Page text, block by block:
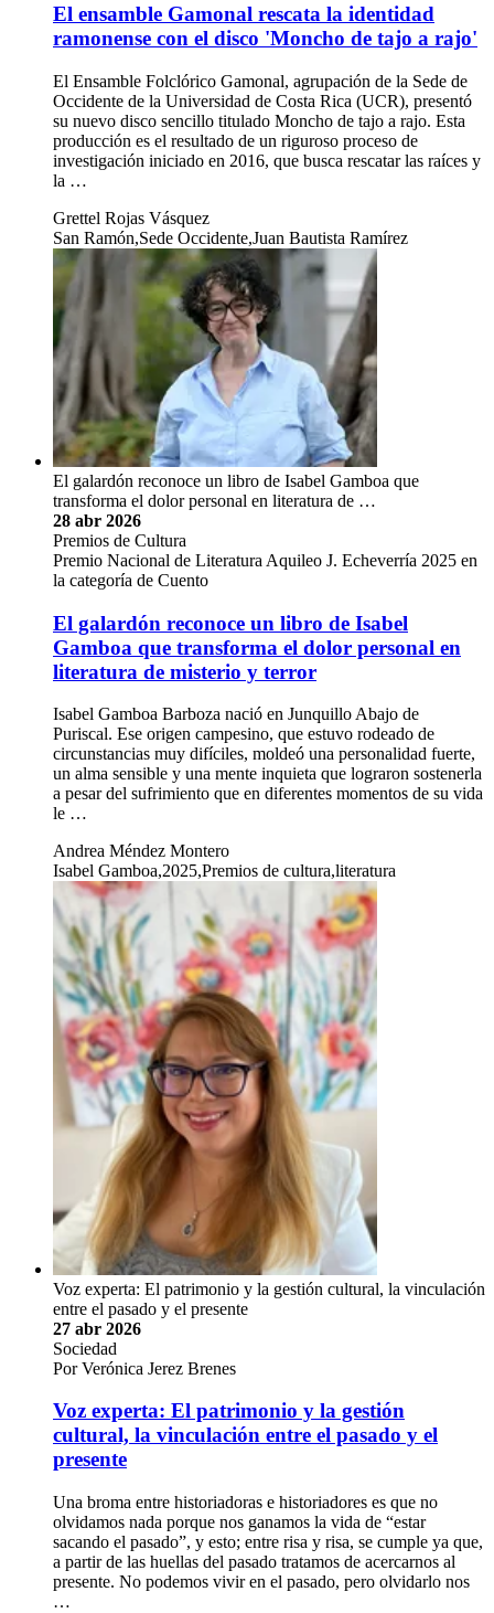
El ensamble Gamonal rescata la identidad
ramonense con el disco 'Moncho de tajo a rajo'
El Ensamble Folclórico Gamonal, agrupación de la Sede de
Occidente de la Universidad de Costa Rica (UCR), presentó
su nuevo disco sencillo titulado Moncho de tajo a rajo. Esta
producción es el resultado de un riguroso proceso de
investigación iniciado en 2016, que busca rescatar las raíces y
la …
Grettel Rojas Vásquez
San Ramón,Sede Occidente,Juan Bautista Ramírez
El galardón reconoce un libro de Isabel Gamboa que
transforma el dolor personal en literatura de …
28 abr 2026
Premios de Cultura
Premio Nacional de Literatura Aquileo J. Echeverría 2025 en
la categoría de Cuento
El galardón reconoce un libro de Isabel
Gamboa que transforma el dolor personal en
literatura de misterio y terror
Isabel Gamboa Barboza nació en Junquillo Abajo de
Puriscal. Ese origen campesino, que estuvo rodeado de
circunstancias muy difíciles, moldeó una personalidad fuerte,
un alma sensible y una mente inquieta que lograron sostenerla
a pesar del sufrimiento que en diferentes momentos de su vida
le …
Andrea Méndez Montero
Isabel Gamboa,2025,Premios de cultura,literatura
Voz experta: El patrimonio y la gestión cultural, la vinculación
entre el pasado y el presente
27 abr 2026
Sociedad
Por Verónica Jerez Brenes
Voz experta: El patrimonio y la gestión
cultural, la vinculación entre el pasado y el
presente
Una broma entre historiadoras e historiadores es que no
olvidamos nada porque nos ganamos la vida de “estar
sacando el pasado”, y esto; entre risa y risa, se cumple ya que,
a partir de las huellas del pasado tratamos de acercarnos al
presente. No podemos vivir en el pasado, pero olvidarlo nos
…